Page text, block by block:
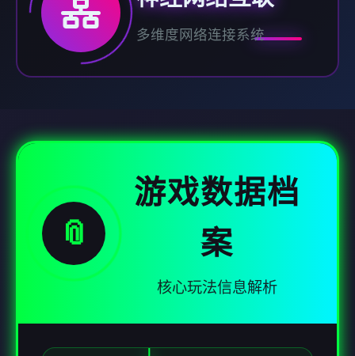
多维度网络连接系统
📎
游戏数据档
案
核心玩法信息解析